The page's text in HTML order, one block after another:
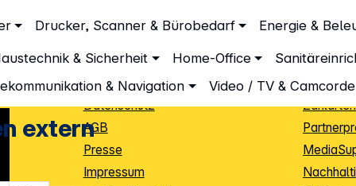
Drucker, Scanner & Bürobedarf Energie &
& Sicherheit Home-Office
& Navigation Video / TV &
extern
Unsere Leistungen
Beratung
Datenschutz
AGB
Presse
Impressum
Info
Zahlarten